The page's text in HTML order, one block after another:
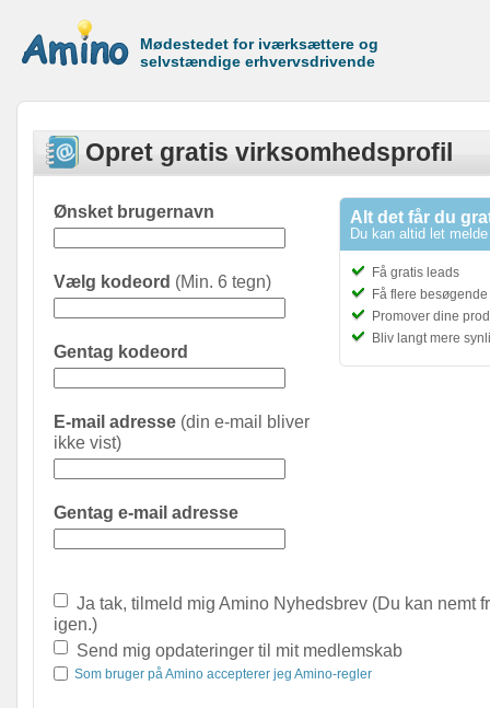
Mødestedet for iværksættere og
selvstændige erhvervsdrivende
Opret gratis virksomhedsprofil
Alt det får du
Du kan altid let
Få gratis leads
Få flere
Promover dine
Bliv langt mere
Ønsket brugernavn
Vælg kodeord (Min. 6 tegn)
Gentag kodeord
E-mail adresse (din e-mail bliver
ikke vist)
Gentag e-mail adresse
Ja tak, tilmeld mig Amino Nyhedsbrev (Du kan nemt
igen.)
Send mig opdateringer til mit medlemskab
Som bruger på Amino accepterer jeg Amino-regler